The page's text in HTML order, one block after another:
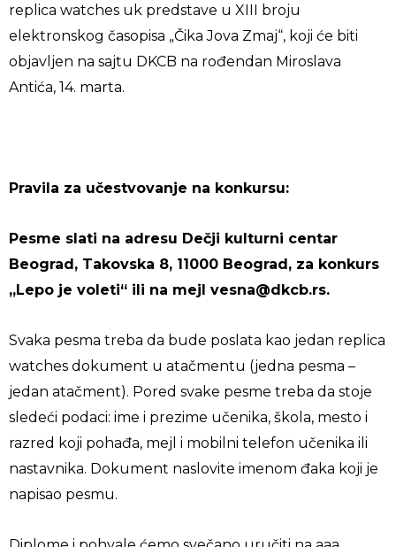
replica watches uk predstave u XIII broju
elektronskog časopisa „Čika Jova Zmaj“, koji će biti
objavljen na sajtu DKCB na rođendan Miroslava
Antića, 14. marta.
Pravila za učestvovanje na konkursu:
Pesme slati na adresu Dečji kulturni centar
Beograd, Takovska 8, 11000 Beograd, za konkurs
„Lepo je voleti“ ili na mejl vesna@dkcb.rs.
Svaka pesma treba da bude poslata kao jedan replica
watches dokument u atačmentu (jedna pesma –
jedan atačment). Pored svake pesme treba da stoje
sledeći podaci: ime i prezime učenika, škola, mesto i
razred koji pohađa, mejl i mobilni telefon učenika ili
nastavnika. Dokument naslovite imenom đaka koji je
napisao pesmu.